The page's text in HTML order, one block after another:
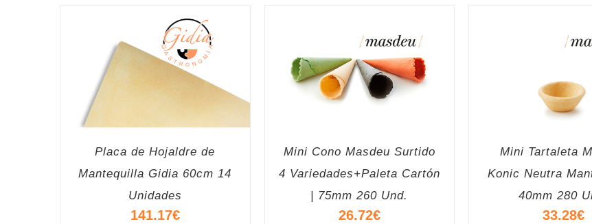
Placa de Hojaldre de
Mantequilla Gidia 60cm 14
Unidades
141.17€
Mini Cono Masdeu Surtido
4 Variedades+Paleta Cartón
| 75mm 260 Und.
26.72€
Mini Tartaleta
Konic Neutra
40mm 280
33.28€